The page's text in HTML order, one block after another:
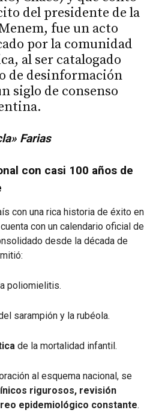
del presidente de la
fue un acto
por la comunidad
al ser catalogado
de desinformación
siglo de consenso
Farias
con casi 100 años de
con una rica historia de éxito en
con un calendario oficial de
desde la década de
poliomielitis.
sarampión y la rubéola.
de la mortalidad infantil.
al esquema nacional, se
rigurosos, revisión
epidemiológico constante.